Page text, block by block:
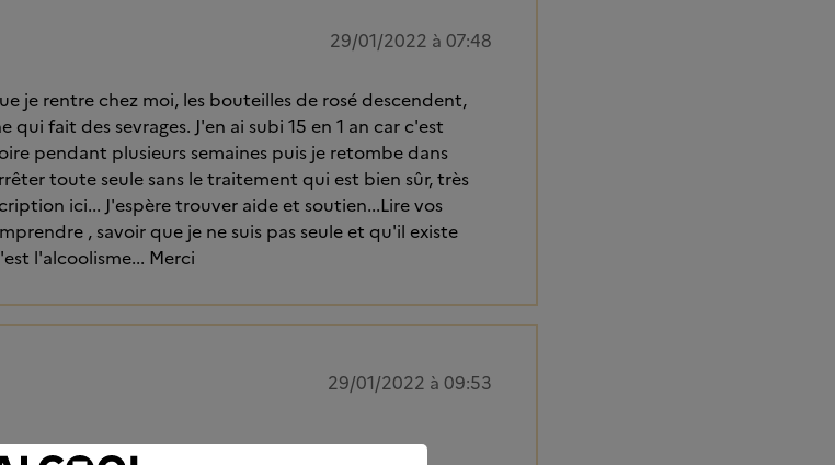
29/01/2022 à 07:48
je rentre chez moi, les bouteilles de rosé descendent,
fait des sevrages. J'en ai subi 15 en 1 an car c'est
pendant plusieurs semaines puis je retombe dans
toute seule sans le traitement qui est bien sûr, très
ici... J'espère trouver aide et soutien...Lire vos
, savoir que je ne suis pas seule et qu'il existe
l'alcoolisme... Merci
29/01/2022 à 09:53